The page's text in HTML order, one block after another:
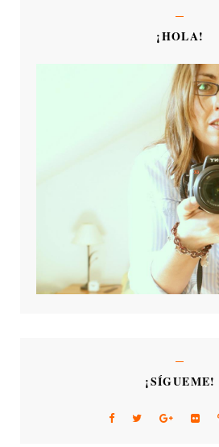
¡HOLA!
¡SÍGUEME!